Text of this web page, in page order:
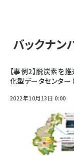
バックナン
【事例2】脱炭素を
化型データセンター
2022年10月13日 0:00